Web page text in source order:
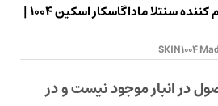
آمپول التیام بخش و ترمیم کننده سنتلا ماداگاسکار اسکین 1004 |
SKIN1004
در انبار موجود نیست و در